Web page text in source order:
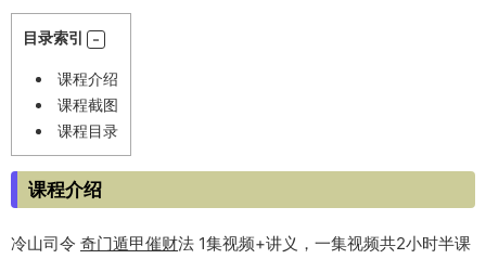
目录索引
课程介绍
课程截图
课程目录
课程介绍
冷山司令 奇门遁甲催财法 1集视频+讲义，一集视频共2小时半课